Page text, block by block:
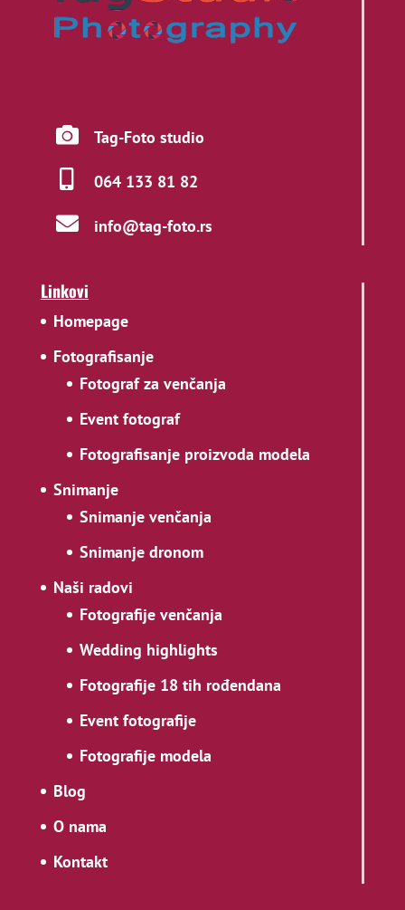
Tag-Foto studio
064 133 81 82
info@tag-foto.rs
Linkovi
Homepage
Fotografisanje
Fotograf za venčanja
Event fotograf
Fotografisanje proizvoda modela
Snimanje
Snimanje venčanja
Snimanje dronom
Naši radovi
Fotografije venčanja
Wedding highlights
Fotografije 18 tih rođendana
Event fotografije
Fotografije modela
Blog
O nama
Kontakt